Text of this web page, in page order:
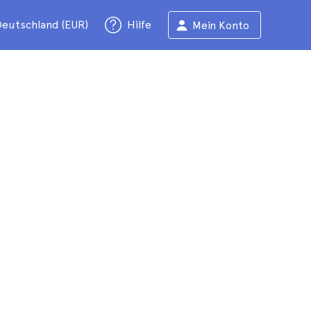
(EUR) Hilfe Mein Konto